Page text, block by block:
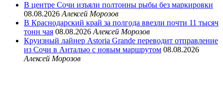
В центре Сочи изъяли полтонны рыбы без маркировки
08.08.2026 Алексей Морозов
В Краснодарский край за полгода ввезли почти 11 тысяч
тонн чая 08.08.2026 Алексей Морозов
Круизный лайнер Astoria Grande переводит отправление
из Сочи в Анталью с новым маршрутом 08.08.2026
Алексей Морозов